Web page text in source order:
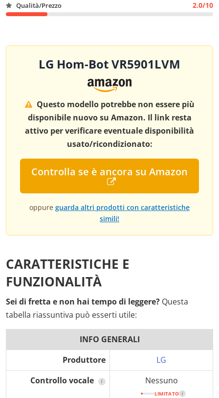
Qualità/Prezzo 2.0/10
LG Hom-Bot VR5901LVM
Questo modello potrebbe non essere più
disponibile nuovo su Amazon. Il link resta
attivo per verificare eventuale disponibilità
usato/ricondizionato:
Controlla se è ancora su Amazon
oppure guarda altri prodotti con caratteristiche
simili!
CARATTERISTICHE E
FUNZIONALITÀ
Sei di fretta e non hai tempo di leggere? Questa
tabella riassuntiva può esserti utile:
INFO GENERALI
Produttore
LG
Controllo vocale
i Nessuno
LIMITATO i